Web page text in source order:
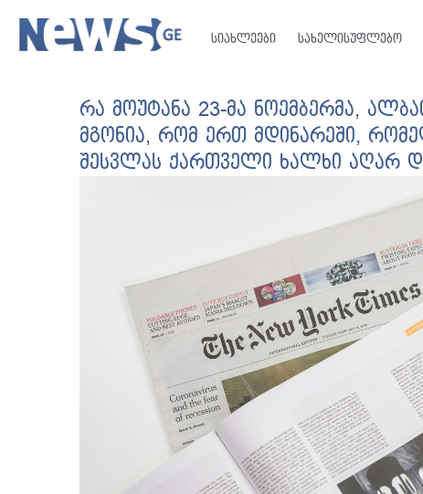
სიახლეები სახელისუფლებო
რა მოუტანა 23-მა ნოემბერმა,
მგონია, რომ ერთ მდინარეში,
შესვლას ქართველი ხალხი აღარ